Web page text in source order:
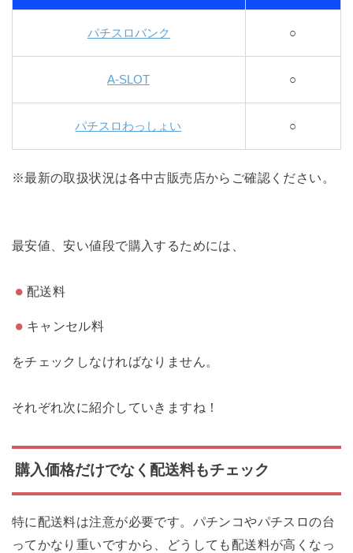
パチスロバンク ○
A-SLOT ○
パチスロわっしょい ○
※最新の取扱状況は各中古販売店からご確認ください。
最安値、安い値段で購入するためには、
配送料
キャンセル料
をチェックしなければなりません。
それぞれ次に紹介していきますね！
購入価格だけでなく配送料もチェック
特に配送料は注意が必要です。パチンコやパチスロの台
ってかなり重いですから、どうしても配送料が高くなっ